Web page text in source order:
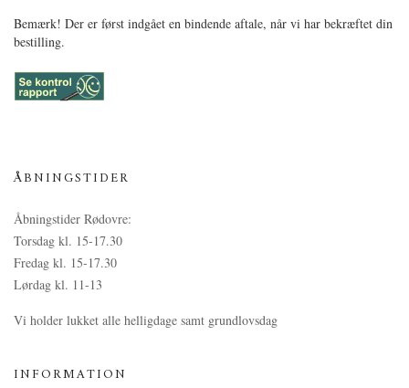
Bemærk! Der er først indgået en bindende aftale, når vi har bekræftet din
bestilling.
ÅBNINGSTIDER
Åbningstider Rødovre:
Torsdag kl. 15-17.30
Fredag kl. 15-17.30
Lørdag kl. 11-13
Vi holder lukket alle helligdage samt grundlovsdag
INFORMATION